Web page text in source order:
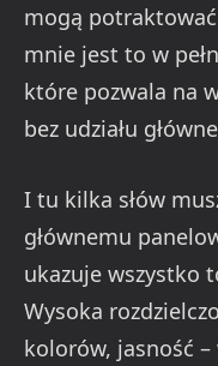
mogą
mnie jest to w
które pozwala na
bez udziału
I tu kilka słów
głównemu
ukazuje wszystko
Wysoka
kolorów, jasność